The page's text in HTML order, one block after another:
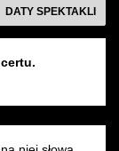
DATY SPEKTAKLI